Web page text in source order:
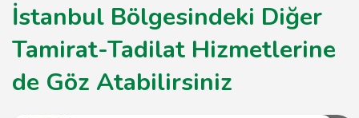
İstanbul Bölgesindeki Diğer
Tamirat-Tadilat Hizmetlerine
de Göz Atabilirsiniz